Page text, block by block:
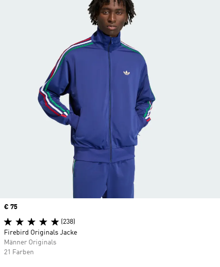
Price
€ 75
(238)
Firebird Originals Jacke
Männer Originals
21 Farben